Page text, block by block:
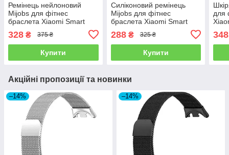
Ремінець нейлоновий
Mijobs для фітнес
браслета Xiaomi Smart
328 ₴ 375 ₴
Купити
Силіконовий ремінець
Mijobs для фітнес
браслета Xiaomi Smart
288₴ 325 ₴
Купити
для
348
Акційні пропозиції та новинки
–14% –14%